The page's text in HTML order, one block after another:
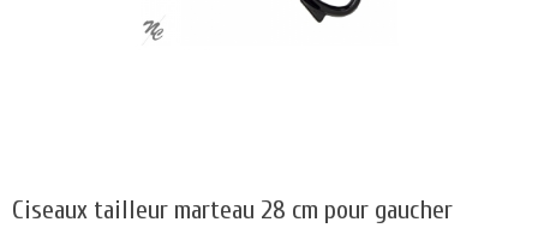
Ciseaux tailleur marteau 28 cm pour gaucher